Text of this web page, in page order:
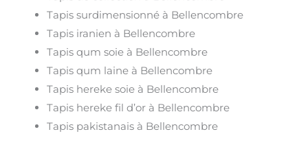
Tapis surdimensionné à Bellencombre
Tapis iranien à Bellencombre
Tapis qum soie à Bellencombre
Tapis qum laine à Bellencombre
Tapis hereke soie à Bellencombre
Tapis hereke fil d’or à Bellencombre
Tapis pakistanais à Bellencombre